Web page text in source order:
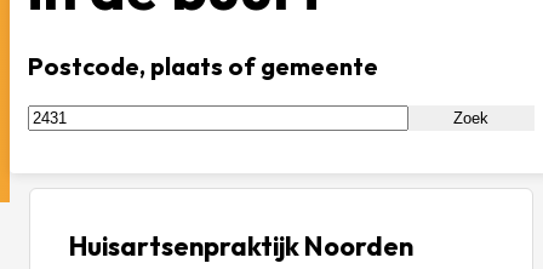
Postcode, plaats of gemeente
Zoek
Huisartsenpraktijk Noorden